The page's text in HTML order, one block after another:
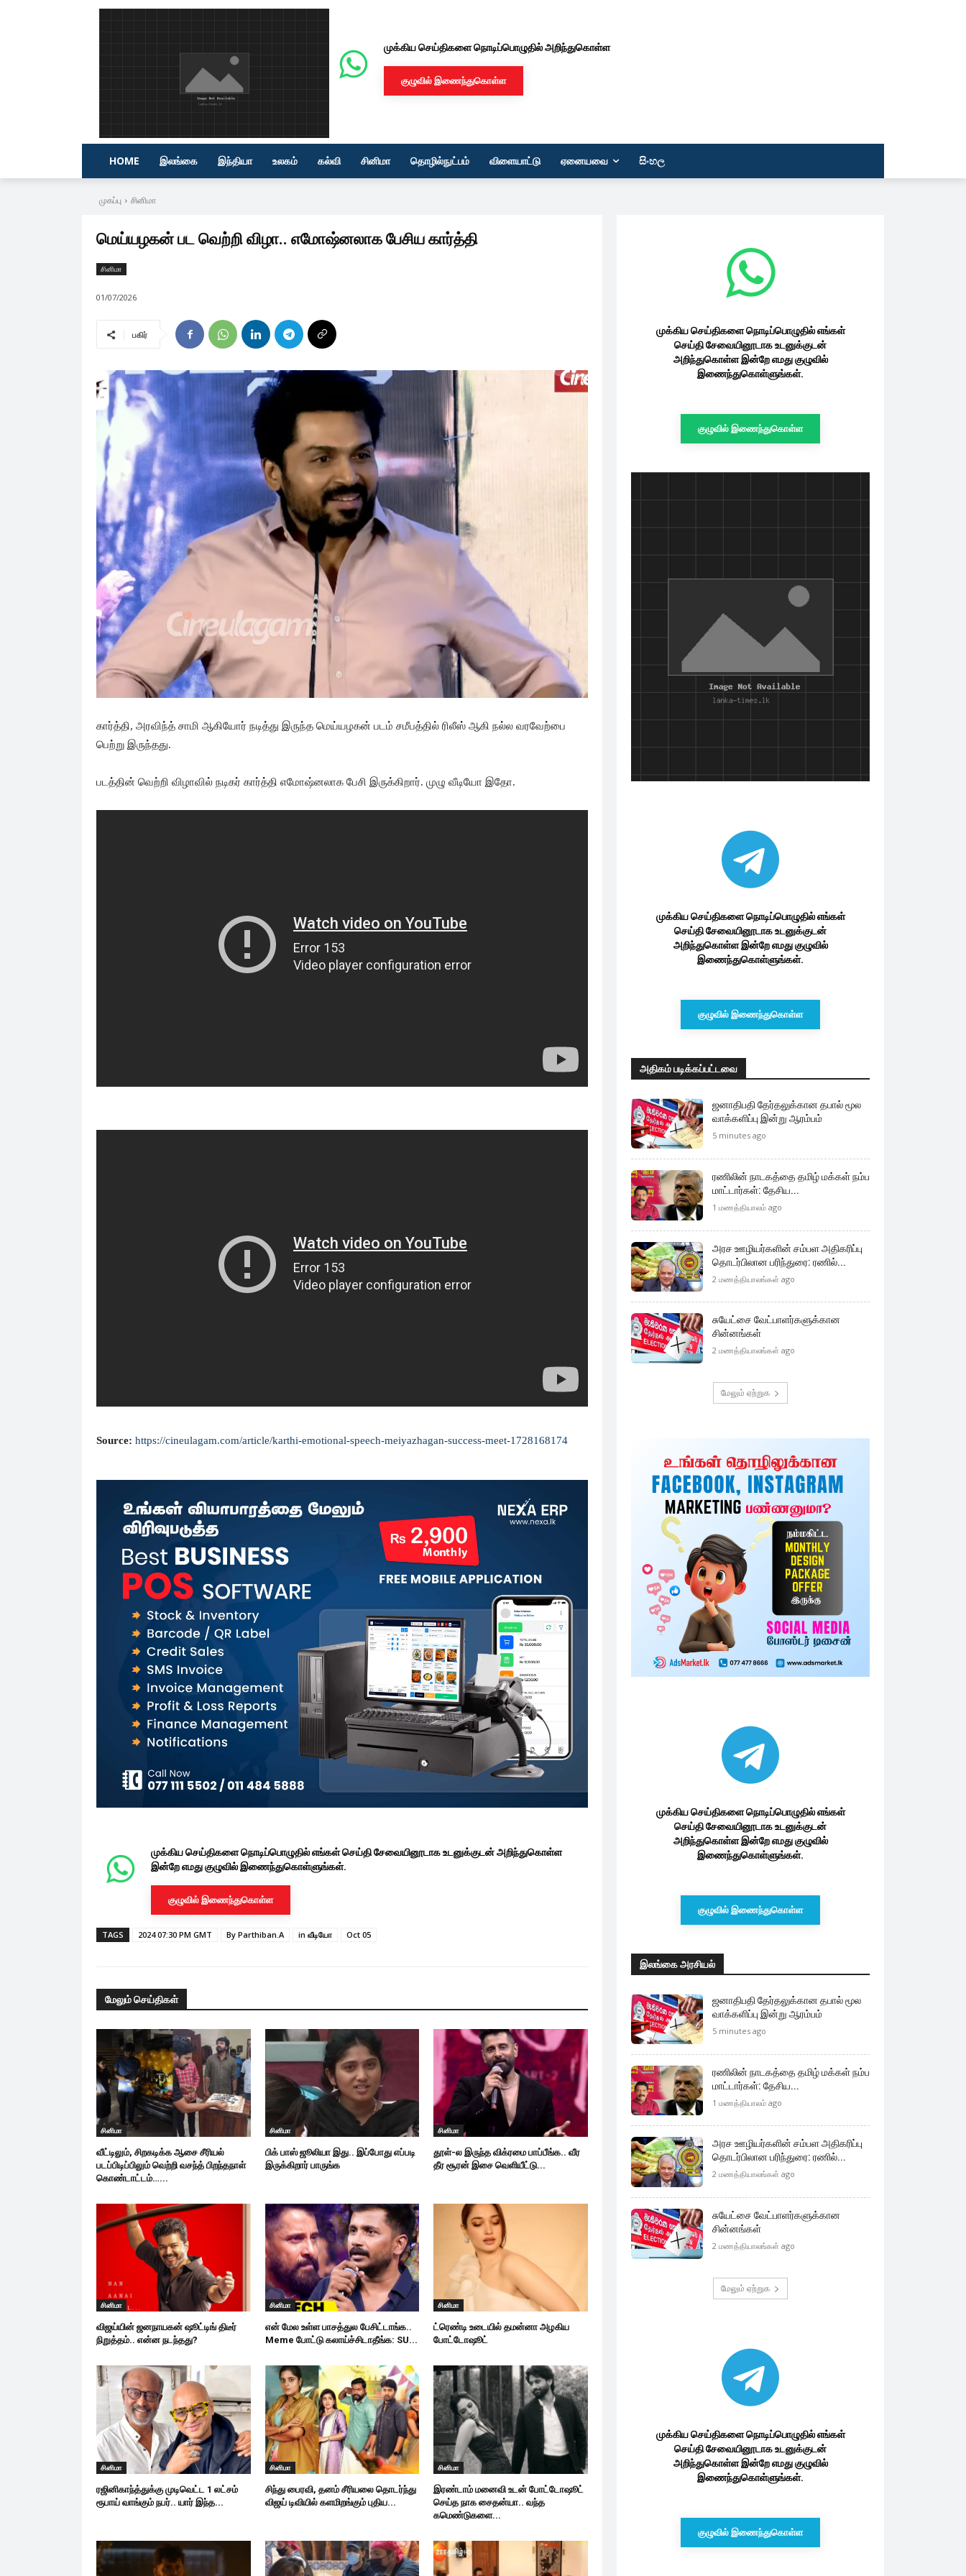
முக்கிய செய்திகளை நொடிப்பொழுதில் அறிந்துகொள்ள
குழுவில் இணைந்துகொள்ள
HOME இலங்கை இந்தியா உலகம் கல்வி சினிமா தொழில்நுட்பம் விளையாட்டு ஏனையவை සිංහල
முகப்பு சினிமா
மெய்யழகன் பட வெற்றி விழா.. எமோஷ்னலாக பேசிய கார்த்தி
சினிமா
01/07/2026
பகிர்
கார்த்தி, அரவிந்த் சாமி ஆகியோர் நடித்து இருந்த மெய்யழகன் படம் சமீபத்தில் ரிலீஸ் ஆகி நல்ல வரவேற்பை
பெற்று இருந்தது.
படத்தின் வெற்றி விழாவில் நடிகர் கார்த்தி எமோஷ்னலாக பேசி இருக்கிறார். முழு வீடியோ இதோ.
Source: https://cineulagam.com/article/karthi-emotional-speech-meiyazhagan-success-meet-1728168174
முக்கிய செய்திகளை நொடிப்பொழுதில் எங்கள் செய்தி சேவையினூடாக உடனுக்குடன் அறிந்துகொள்ள
இன்றே எமது குழுவில் இணைந்துகொள்ளுங்கள்.
குழுவில் இணைந்துகொள்ள
TAGS 2024 07:30 PM GMT By Parthiban.A in வீடியோ Oct 05
மேலும் செய்திகள்
சினிமா
வீட்டிலும், சிறகடிக்க ஆசை சீரியல்
படப்பிடிப்பிலும் வெற்றி வசந்த் பிறந்தநாள்
கொண்டாட்டம்…...
சினிமா
பிக் பாஸ் ஜூலியா இது.. இப்போது எப்படி
இருக்கிறார் பாருங்க
சினிமா
தூள்-ல இருந்த விக்ரமை பாப்பீங்க.. வீர
தீர சூரன் இசை வெளியீட்டு...
சினிமா
விஜய்யின் ஜனநாயகன் ஷூட்டிங் திடீர்
நிறுத்தம்.. என்ன நடந்தது?
சினிமா
என் மேல உள்ள பாசத்துல பேசிட்டாங்க..
Meme போட்டு கலாய்ச்சிடாதீங்க: SU...
சினிமா
ட்ரெண்டி உடையில் தமன்னா அழகிய
போட்டோஷூட்
சினிமா
ரஜினிகாந்த்துக்கு முடிவெட்ட 1 லட்சம்
ரூபாய் வாங்கும் நபர்.. யார் இந்த...
சினிமா
சிந்து பைரவி, தனம் சீரியலை தொடர்ந்து
விஜய் டிவியில் களமிறங்கும் புதிய...
சினிமா
இரண்டாம் மனைவி உடன் போட்டோஷூட்
செய்த நாக சைதன்யா.. வந்த
கமெண்டுகளை...
முக்கிய செய்திகளை நொடிப்பொழுதில் எங்கள்
செய்தி சேவையினூடாக உடனுக்குடன்
அறிந்துகொள்ள இன்றே எமது குழுவில்
இணைந்துகொள்ளுங்கள்.
குழுவில் இணைந்துகொள்ள
முக்கிய செய்திகளை நொடிப்பொழுதில் எங்கள்
செய்தி சேவையினூடாக உடனுக்குடன்
அறிந்துகொள்ள இன்றே எமது குழுவில்
இணைந்துகொள்ளுங்கள்.
குழுவில் இணைந்துகொள்ள
அதிகம் படிக்கப்பட்டவை
ஜனாதிபதி தேர்தலுக்கான தபால் மூல
வாக்களிப்பு இன்று ஆரம்பம்
5 minutes ago
ரணிலின் நாடகத்தை தமிழ் மக்கள் நம்ப
மாட்டார்கள்: தேசிய...
1 மணத்தியாலம் ago
அரச ஊழியர்களின் சம்பள அதிகரிப்பு
தொடர்பிலான பரிந்துரை: ரணில்...
2 மணத்தியாலங்கள் ago
சுயேட்சை வேட்பாளர்களுக்கான
சின்னங்கள்
2 மணத்தியாலங்கள் ago
மேலும் ஏற்றுக
முக்கிய செய்திகளை நொடிப்பொழுதில் எங்கள்
செய்தி சேவையினூடாக உடனுக்குடன்
அறிந்துகொள்ள இன்றே எமது குழுவில்
இணைந்துகொள்ளுங்கள்.
குழுவில் இணைந்துகொள்ள
இலங்கை அரசியல்
ஜனாதிபதி தேர்தலுக்கான தபால் மூல
வாக்களிப்பு இன்று ஆரம்பம்
5 minutes ago
ரணிலின் நாடகத்தை தமிழ் மக்கள் நம்ப
மாட்டார்கள்: தேசிய...
1 மணத்தியாலம் ago
அரச ஊழியர்களின் சம்பள அதிகரிப்பு
தொடர்பிலான பரிந்துரை: ரணில்...
2 மணத்தியாலங்கள் ago
சுயேட்சை வேட்பாளர்களுக்கான
சின்னங்கள்
2 மணத்தியாலங்கள் ago
மேலும் ஏற்றுக
முக்கிய செய்திகளை நொடிப்பொழுதில் எங்கள்
செய்தி சேவையினூடாக உடனுக்குடன்
அறிந்துகொள்ள இன்றே எமது குழுவில்
இணைந்துகொள்ளுங்கள்.
குழுவில் இணைந்துகொள்ள